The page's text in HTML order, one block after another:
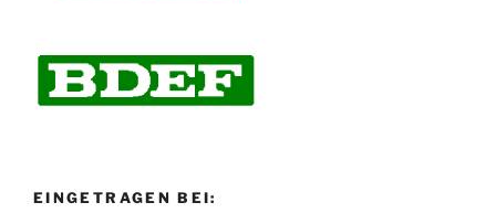
EINGETRAGEN BEI: